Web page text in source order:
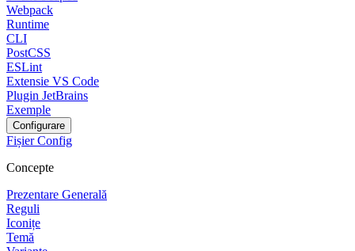
Webpack
Runtime
CLI
PostCSS
ESLint
Extensie VS Code
Plugin JetBrains
Exemple
Configurare
Fișier Config
Concepte
Prezentare Generală
Reguli
Iconițe
Temă